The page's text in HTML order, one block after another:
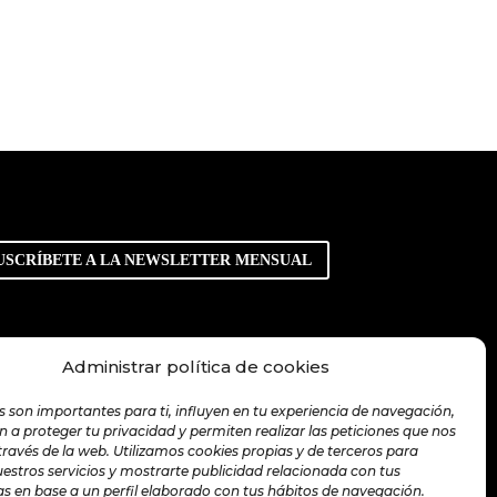
Administrar política de cookies
son importantes para ti, influyen en tu experiencia de navegación,
a proteger tu privacidad y permiten realizar las peticiones que nos
de la web. Utilizamos cookies propias y de terceros para
servicios y mostrarte publicidad relacionada con tus
en base a un perfil elaborado con tus hábitos de navegación.
A LA NEWSLETTER MENSUAL